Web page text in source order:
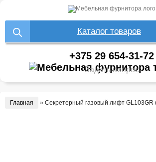
Каталог товаров
+375 29 654-31-72
Задать вопрос
Главная » Секретерный газовый лифт